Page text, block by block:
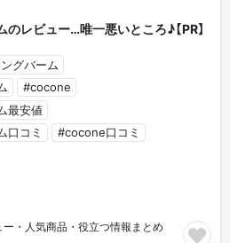
レビュー…唯一悪いところ♪【PR】
グバーム
#cocone
最安値
口コミ
#cocone口コミ
・人気商品・役立つ情報まとめ